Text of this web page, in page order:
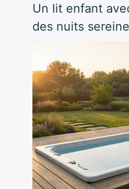
Un lit enfant
des nuits